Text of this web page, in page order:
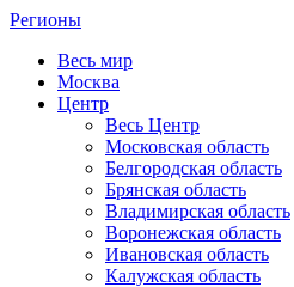
Регионы
Весь мир
Москва
Центр
Весь Центр
Московская область
Белгородская область
Брянская область
Владимирская область
Воронежская область
Ивановская область
Калужская область